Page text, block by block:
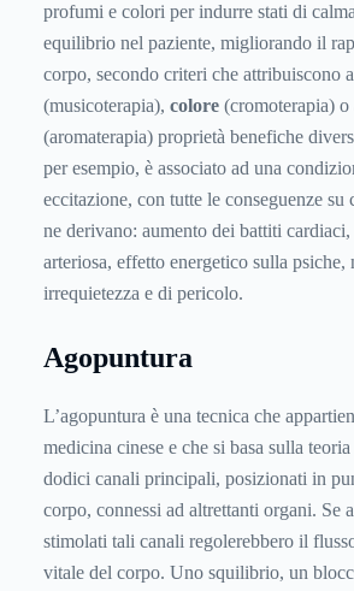
profumi e colori per indurre stati di
equilibrio nel paziente, migliorando il
corpo, secondo criteri che attribuiscono
(musicoterapia), colore (cromoterapia) o
(aromaterapia) proprietà benefiche
per esempio, è associato ad una
eccitazione, con tutte le conseguenze su
ne derivano: aumento dei battiti
arteriosa, effetto energetico sulla psiche,
irrequietezza e di pericolo.
Agopuntura
L’agopuntura è una tecnica che
medicina cinese e che si basa sulla teoria
dodici canali principali, posizionati in
corpo, connessi ad altrettanti organi. Se
stimolati tali canali regolerebbero il
vitale del corpo. Uno squilibrio, un